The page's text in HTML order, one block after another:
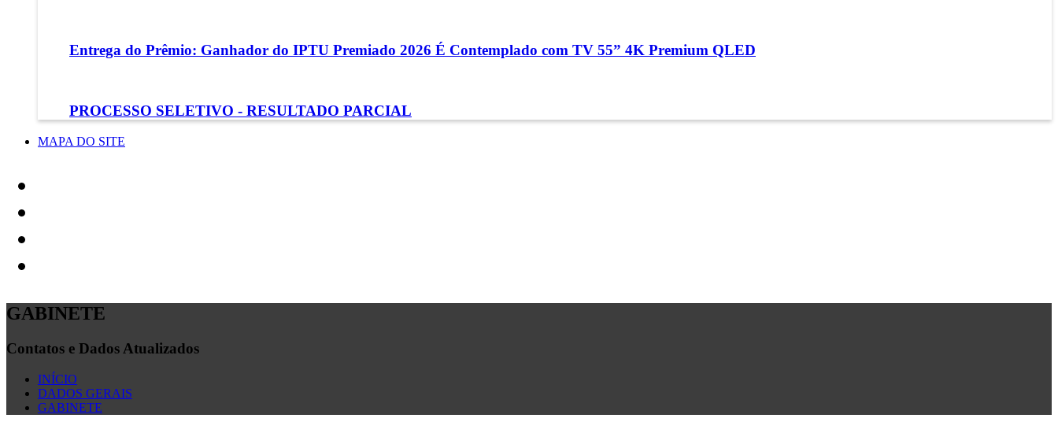
Entrega do Prêmio: Ganhador do IPTU Premiado 2026 É Contemplado com TV 55” 4K Premium QLED
PROCESSO SELETIVO - RESULTADO PARCIAL
MAPA DO SITE
GABINETE
Contatos e Dados Atualizados
INÍCIO
DADOS GERAIS
GABINETE